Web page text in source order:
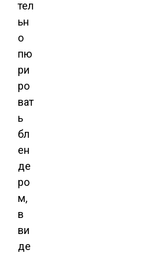
тел
ьн
о
пю
ри
ро
ват
ь
бл
ен
де
ро
м,
в
ви
де